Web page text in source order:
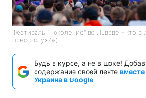
Фестиваль "Поколение" во Львове - кто в
пресс-служба)
Будь в курсе, а не в шоке!
содержание своей ленте
Украина в Google